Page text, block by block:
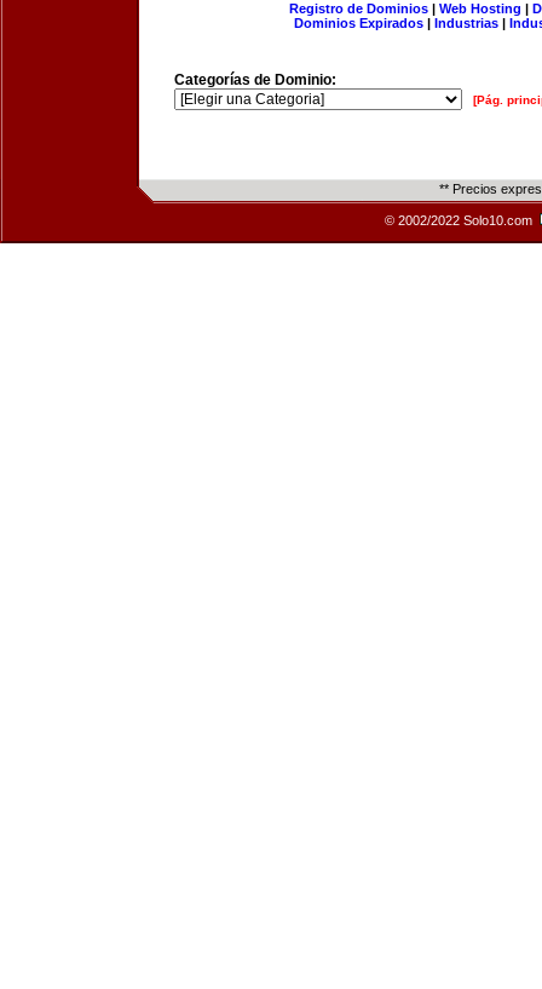
Registro de Dominios| Web Hosting |
Dominios Expirados | Industrias |
Categorías de Dominio:
[Pág.
** Precios
© 2002/2022 Solo10.com